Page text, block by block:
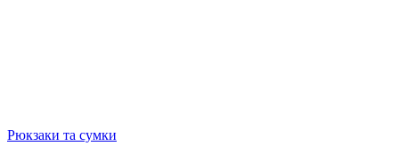
Рюкзаки та сумки